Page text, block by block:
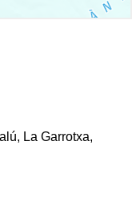
La Garrotxa,